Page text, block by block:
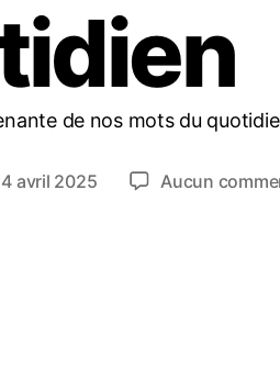
de nos mots du
avril 2025 Aucun